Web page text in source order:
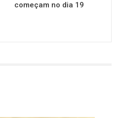
começam no dia 19